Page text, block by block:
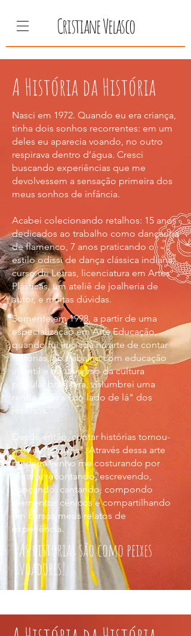
Cristiane Velasco
A História da História
Nasci em 1972. Quando eu era criança,
tinha dois sonhos recorrentes: em um
deles eu aparecia voando, no outro
respirava dentro d’água. Cresci
buscando experiências que me
devolvessem a sensação primeira dos
meus sonhos de infância.
Acabei colecionando retalhos: 15 anos
dedicados ao trabalho como dançarina
de flamenco, 7 anos praticando o
estilo odissi de dança clássica indiana,
curso de Letras, licenciatura em Artes
Plásticas, um ateliê de joalheria de
autor, e muitas dúvidas.
Somente em 1998, a partir de uma
especialização em Arte Educação,
quando fui iniciada na arte de contar
histórias, no trabalho com educação
infantil e no universo da cultura
popular brasileira, vislumbrei uma
renda inteira "do lado de lá" dos
retalhos.
Desde então, contar histórias tornou-
se meu "através". Através dessa arte
rendeira venho me costurando por
dentro: recontando, escrevendo,
dançando, cantando, compondo
elementos cênicos e compartilhando
em cursos meus relatos de
experiência.
As histórias são como peixes
voadores!